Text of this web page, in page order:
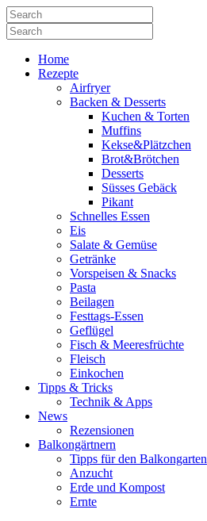
Home
Rezepte
Airfryer
Backen & Desserts
Kuchen & Torten
Muffins
Kekse&Plätzchen
Brot&Brötchen
Desserts
Süsses Gebäck
Pikant
Schnelles Essen
Eis
Salate & Gemüse
Getränke
Vorspeisen & Snacks
Pasta
Beilagen
Festtags-Essen
Geflügel
Fisch & Meeresfrüchte
Fleisch
Einkochen
Tipps & Tricks
Technik & Apps
News
Rezensionen
Balkongärtnern
Tipps für den Balkongarten
Anzucht
Erde und Kompost
Ernte